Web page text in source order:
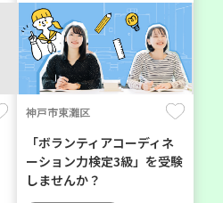
神戸市東灘区
「ボランティアコーディネ
ーション力検定3級」を受験
しませんか？